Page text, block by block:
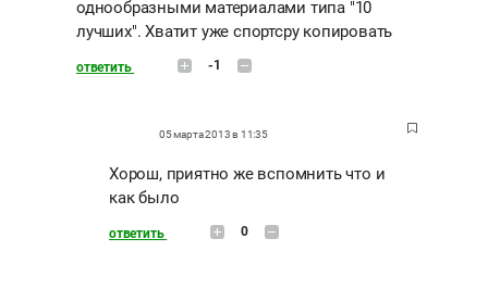
однообразными материалами типа "10
лучших". Хватит уже спортсру копировать
ответить -1
05 марта 2013 в 11:35
Хорош, приятно же вспомнить что и
как было
ответить 0